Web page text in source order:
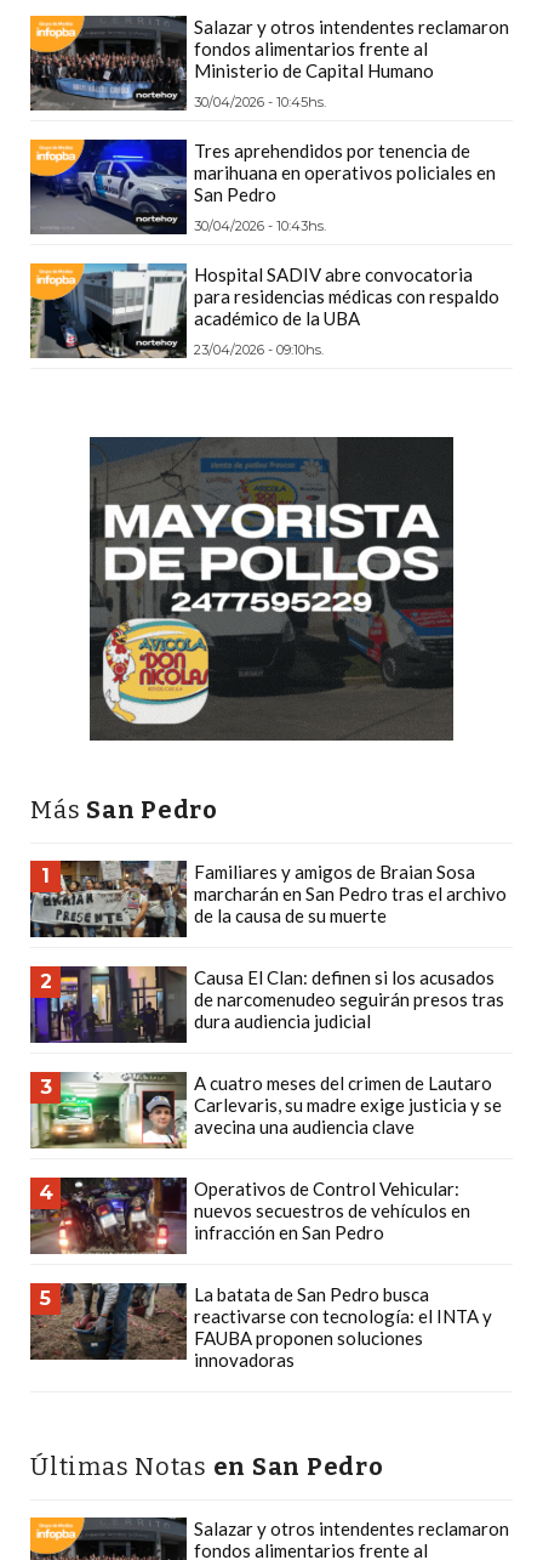
GIMNASIO
DE
PERGAMINO
LOS
MEJORES
PRECIOS
SUPLEMENTOS
DEPORTIVOS
EN
PERGAMINO
PERGAMINO:
PRECIOS
PROTEIN
PERGAMINO:
MEJOR
DE
PERGAMINO
TIENDA
ONLINE
GRATIS
SUPLEMENTOS
DEPORTIVOS
EN
PERGAMINO:
DÓNDE
COMPRAR
CREATINA
Y
PRE
ASESORAMIENTO
QUÉ
Salazar y otros intendentes reclamaron
fondos alimentarios frente al
Ministerio de Capital Humano
30/04/2026 - 10:45hs.
Tres aprehendidos por tenencia de
marihuana en operativos policiales en
San Pedro
30/04/2026 - 10:43hs.
Hospital SADIV abre convocatoria
para residencias médicas con respaldo
académico de la UBA
23/04/2026 - 09:10hs.
Más San Pedro
1
Familiares y amigos de Braian Sosa
marcharán en San Pedro tras el archivo
de la causa de su muerte
2
Causa El Clan: definen si los acusados
de narcomenudeo seguirán presos tras
dura audiencia judicial
3
A cuatro meses del crimen de Lautaro
Carlevaris, su madre exige justicia y se
avecina una audiencia clave
4
Operativos de Control Vehicular:
nuevos secuestros de vehículos en
infracción en San Pedro
5
La batata de San Pedro busca
reactivarse con tecnología: el INTA y
FAUBA proponen soluciones
innovadoras
Últimas Notas en San Pedro
Salazar y otros intendentes reclamaron
fondos alimentarios frente al